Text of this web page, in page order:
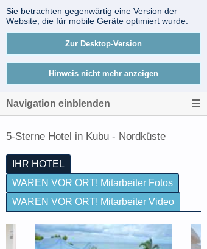
Sie betrachten gegenwärtig eine Version der
Website, die für mobile Geräte optimiert wurde.
Zur Desktop-Version
Hinweis nicht mehr anzeigen
Navigation einblenden
5-Sterne Hotel in Kubu - Nordküste
IHR HOTEL
WAREN VOR ORT! Mitarbeiter Fotos
WAREN VOR ORT! Mitarbeiter Video